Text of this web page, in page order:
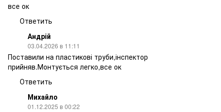
все ок
Ответить
Андрій
03.04.2026 в 11:11
Поставили на пластикові труби,інспектор
прийняв.Монтується легко,все ок
Ответить
Михайло
01.12.2025 в 00:22